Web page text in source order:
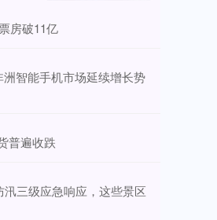
房破11亿
智能手机市场延续增长势
普遍收跌
三级应急响应，这些景区